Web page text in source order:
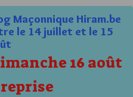
Maçonnique Hiram.be
le 14 juillet et le 15
16 août